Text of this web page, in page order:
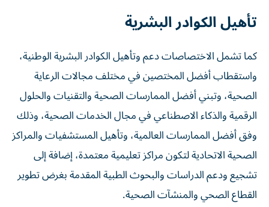
تأهيل الكوادر البشرية
كما تشمل الاختصاصات دعم وتأهيل الكوادر البشرية الوطنية،
واستقطاب أفضل المختصين في مختلف مجالات الرعاية
الصحية، وتبني أفضل الممارسات الصحية والتقنيات والحلول
الرقمية والذكاء الاصطناعي في مجال الخدمات الصحية، وذلك
وفق أفضل الممارسات العالمية، وتأهيل المستشفيات والمراكز
الصحية الاتحادية لتكون مراكز تعليمية معتمدة، إضافة إلى
تشجيع ودعم الدراسات والبحوث الطبية المقدمة بغرض تطوير
القطاع الصحي والمنشآت الصحية.